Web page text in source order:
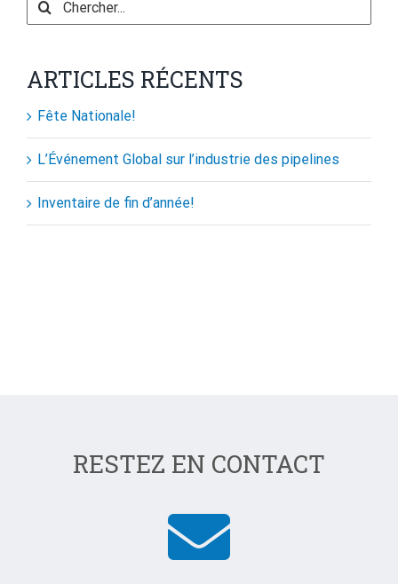
for:
ARTICLES RÉCENTS
Fête Nationale!
L’Événement Global sur l’industrie des pipelines
Inventaire de fin d’année!
RESTEZ EN CONTACT